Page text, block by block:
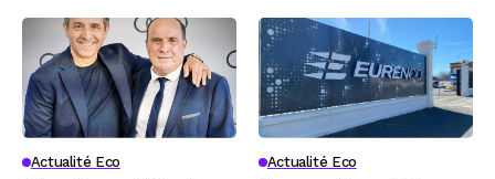
Actualité Eco Actualité Eco